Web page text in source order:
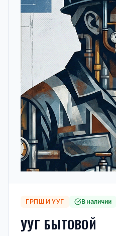
ГРПШ И УУГ В наличии
УУГ БЫТОВОЙ